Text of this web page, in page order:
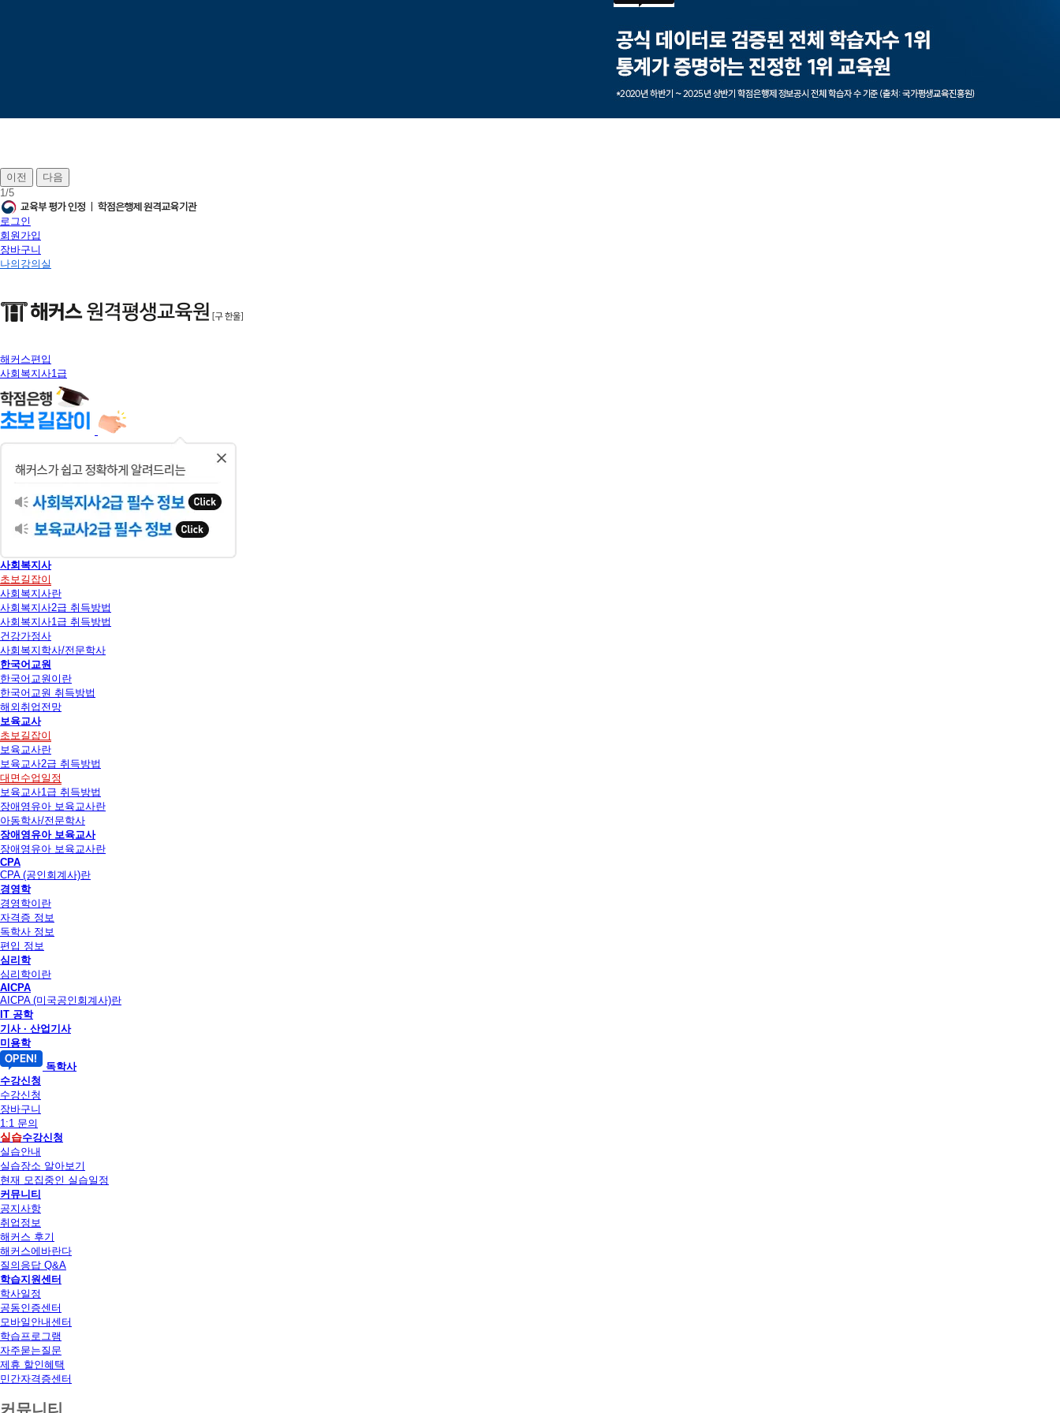
이전
다음
1/5
로그인
회원가입
장바구니
나의강의실
해커스편입
사회복지사1급
사회복지사
초보길잡이
사회복지사란
사회복지사2급 취득방법
사회복지사1급 취득방법
건강가정사
사회복지학사/전문학사
한국어교원
한국어교원이란
한국어교원 취득방법
해외취업전망
보육교사
초보길잡이
보육교사란
보육교사2급 취득방법
대면수업일정
보육교사1급 취득방법
장애영유아 보육교사란
아동학사/전문학사
장애영유아 보육교사
장애영유아 보육교사란
CPA
CPA (공인회계사)란
경영학
경영학이란
자격증 정보
독학사 정보
편입 정보
심리학
심리학이란
AICPA
AICPA (미국공인회계사)란
IT 공학
기사 · 산업기사
미용학
독학사
수강신청
수강신청
장바구니
1:1 문의
실습수강신청
실습안내
실습장소 알아보기
현재 모집중인 실습일정
커뮤니티
공지사항
취업정보
해커스 후기
해커스에바란다
질의응답 Q&A
학습지원센터
학사일정
공동인증센터
모바일안내센터
학습프로그램
자주묻는질문
제휴 할인혜택
민간자격증센터
커뮤니티